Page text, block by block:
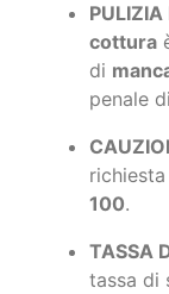
PULIZIA
cottura
di
penale di
richiesta
100.
TASSA
tassa di